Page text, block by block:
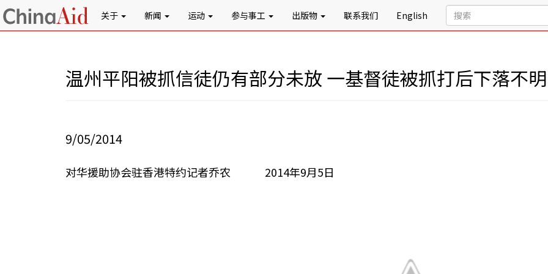
关于 新闻 运动 参与事工 出版物 联系我们 English
温州平阳被抓信徒仍有部分未放 一基督徒被抓打后下落不明
9/05/2014
对华援助协会驻香港特约记者乔农 2014年9月5日